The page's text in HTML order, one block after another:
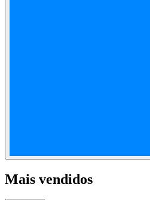
Mais vendidos